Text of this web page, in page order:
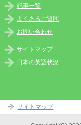
記事一覧
よくあるご質問
お問い合わせ
サイトマップ
日本の英語状況
サイトマップ